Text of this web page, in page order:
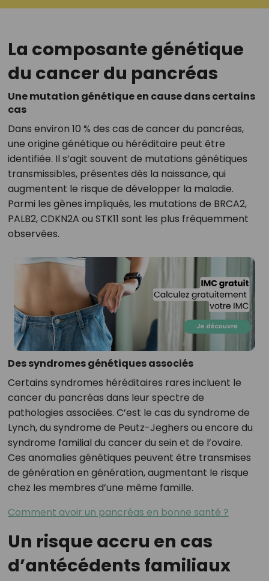
La composante génétique
du cancer du pancréas
Une mutation génétique en cause dans certains
cas
Dans environ 10 % des cas de cancer du pancréas,
une origine génétique ou héréditaire peut être
identifiée. Il s’agit souvent de mutations génétiques
transmissibles, présentes dès la naissance, qui
augmentent le risque de développer la maladie.
Parmi les gènes impliqués, les mutations de BRCA2,
PALB2, CDKN2A ou STK11 sont les plus fréquemment
observées.
Des syndromes génétiques associés
Certains syndromes héréditaires rares incluent le
cancer du pancréas dans leur spectre de
pathologies associées. C’est le cas du syndrome de
Lynch, du syndrome de Peutz-Jeghers ou encore du
syndrome familial du cancer du sein et de l’ovaire.
Ces anomalies génétiques peuvent être transmises
de génération en génération, augmentant le risque
chez les membres d’une même famille.
Comment avoir un pancréas en bonne santé ?
Un risque accru en cas
d’antécédents familiaux